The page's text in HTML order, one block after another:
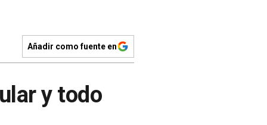
Añadir como fuente en
y todo